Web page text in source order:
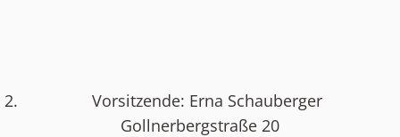
Vorsitzende: Erna Schauberger
Gollnerbergstraße 20